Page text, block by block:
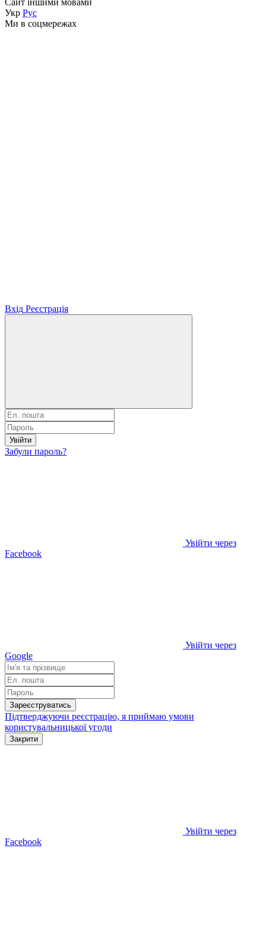
Укр Рус
Ми в соцмережах
Вхід Реєстрація
Увійти
Забули пароль?
Увійти через
Facebook
Увійти через
Google
Зареєструватись
Підтверджуючи реєстрацію, я приймаю умови
користувальницької угоди
Закрити
Увійти через
Facebook